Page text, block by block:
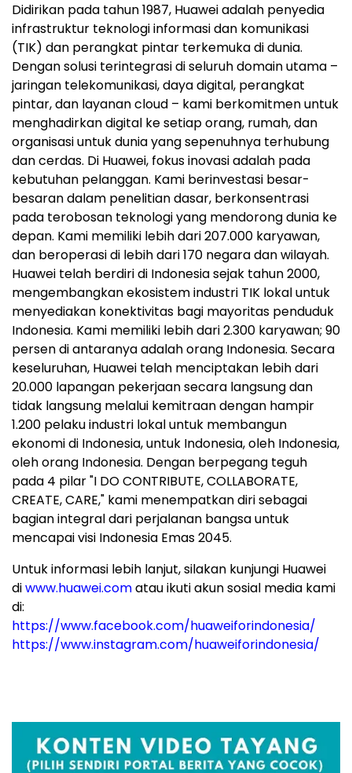
Didirikan pada tahun 1987, Huawei adalah penyedia
infrastruktur teknologi informasi dan komunikasi
(TIK) dan perangkat pintar terkemuka di dunia.
Dengan solusi terintegrasi di seluruh domain utama –
jaringan telekomunikasi, daya digital, perangkat
pintar, dan layanan cloud – kami berkomitmen untuk
menghadirkan digital ke setiap orang, rumah, dan
organisasi untuk dunia yang sepenuhnya terhubung
dan cerdas. Di Huawei, fokus inovasi adalah pada
kebutuhan pelanggan. Kami berinvestasi besar-
besaran dalam penelitian dasar, berkonsentrasi
pada terobosan teknologi yang mendorong dunia ke
depan. Kami memiliki lebih dari 207.000 karyawan,
dan beroperasi di lebih dari 170 negara dan wilayah.
Huawei telah berdiri di Indonesia sejak tahun 2000,
mengembangkan ekosistem industri TIK lokal untuk
menyediakan konektivitas bagi mayoritas penduduk
Indonesia. Kami memiliki lebih dari 2.300 karyawan; 90
persen di antaranya adalah orang Indonesia. Secara
keseluruhan, Huawei telah menciptakan lebih dari
20.000 lapangan pekerjaan secara langsung dan
tidak langsung melalui kemitraan dengan hampir
1.200 pelaku industri lokal untuk membangun
ekonomi di Indonesia, untuk Indonesia, oleh Indonesia,
oleh orang Indonesia. Dengan berpegang teguh
pada 4 pilar "I DO CONTRIBUTE, COLLABORATE,
CREATE, CARE," kami menempatkan diri sebagai
bagian integral dari perjalanan bangsa untuk
mencapai visi Indonesia Emas 2045.
Untuk informasi lebih lanjut, silakan kunjungi Huawei
diwww.huawei.comatau ikuti akun sosial media kami
di:
https://www.facebook.com/huaweiforindonesia/
https://www.instagram.com/huaweiforindonesia/